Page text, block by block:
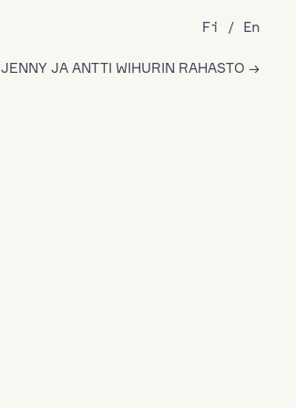
JENNY JA ANTTI WIHURIN RAHASTO
Fi En